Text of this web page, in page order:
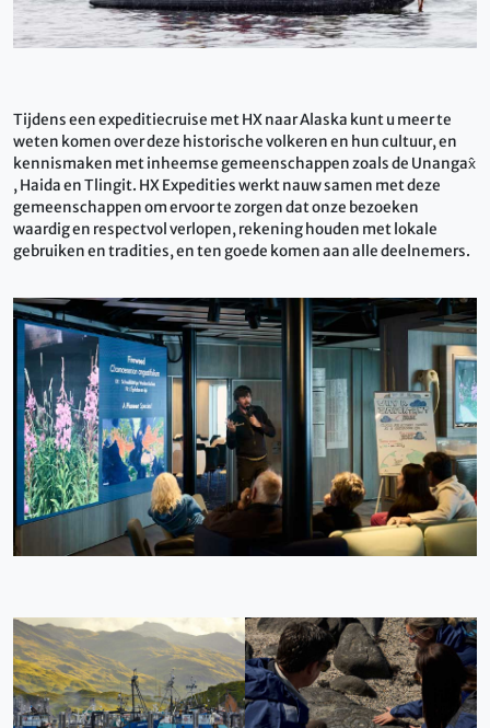
Tijdens een expeditiecruise met HX naar Alaska kunt u meer te
weten komen over deze historische volkeren en hun cultuur, en
kennismaken met inheemse gemeenschappen zoals de Unangax̂
, Haida en Tlingit. HX Expedities werkt nauw samen met deze
gemeenschappen om ervoor te zorgen dat onze bezoeken
waardig en respectvol verlopen, rekening houden met lokale
gebruiken en tradities, en ten goede komen aan alle deelnemers.